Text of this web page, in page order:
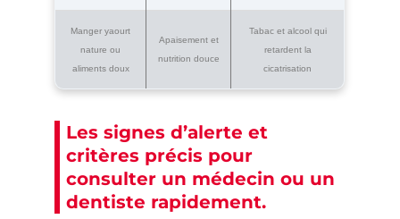
Manger yaourt
nature ou
aliments doux
Apaisement et
nutrition douce
Tabac et alcool qui
retardent la
cicatrisation
Les signes d’alerte et
critères précis pour
consulter un médecin ou un
dentiste rapidement.